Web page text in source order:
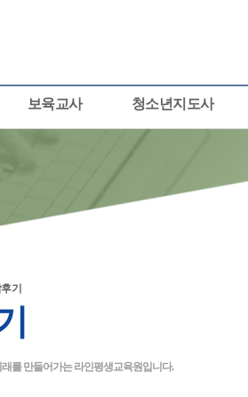
보육교사 청소년지도사
기
를 만들어가는 라인평생교육원입니다.